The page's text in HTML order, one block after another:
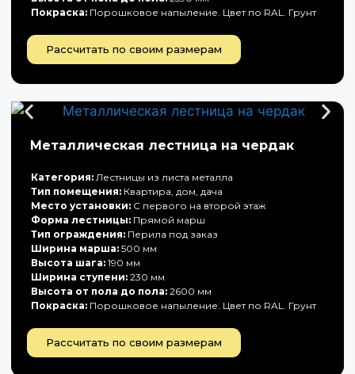
Покраска: Порошковое напыление. Цвет по RAL. Грунт
Рассчитать по своим размерам
Металлическая лестница на чердак
Категория: Лестницы из листа металла
Тип помещения: Квартира, дом, дача
Место установки: С первого на второй этаж
Форма лестницы: Прямой марш
Тип ограждения: Перила под заказ
Ширина марша: 500 мм
Высота шага: 190 мм
Ширина ступени: 230 мм
Высота от пола до пола: 2600 мм
Покраска: Порошковое напыление. Цвет по RAL. Грунт
Рассчитать по своим размерам